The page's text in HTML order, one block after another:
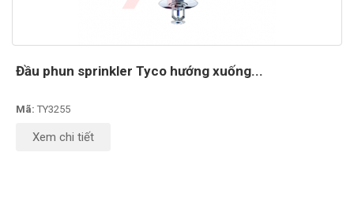
Đầu phun sprinkler Tyco hướng xuống...
Mã: TY3255
Xem chi tiết